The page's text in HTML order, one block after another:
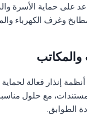
على حماية الأسرة
وغرف الكهرباء
إنذار فعالة
مع حلول
الطوابق.